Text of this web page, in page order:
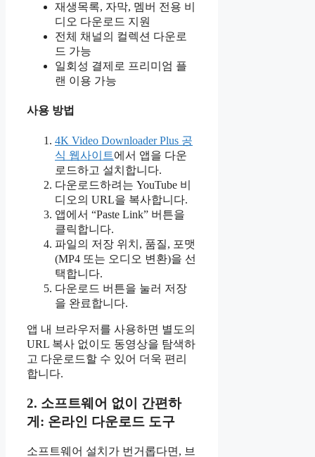
재생목록, 자막, 멤버 전용 비
디오 다운로드 지원
전체 채널의 컬렉션 다운로
드 가능
일회성 결제로 프리미엄 플
랜 이용 가능
사용 방법
4K Video Downloader Plus 공
식 웹사이트에서 앱을 다운
로드하고 설치합니다.
다운로드하려는 YouTube 비
디오의 URL을 복사합니다.
앱에서 “Paste Link” 버튼을
클릭합니다.
파일의 저장 위치, 품질, 포맷
(MP4 또는 오디오 변환)을 선
택합니다.
다운로드 버튼을 눌러 저장
을 완료합니다.
앱 내 브라우저를 사용하면 별도의
URL 복사 없이도 동영상을 탐색하
고 다운로드할 수 있어 더욱 편리
합니다.
2. 소프트웨어 없이 간편하
게: 온라인 다운로드 도구
소프트웨어 설치가 번거롭다면, 브